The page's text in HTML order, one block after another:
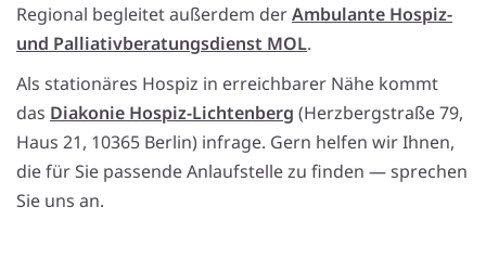
Regional begleitet außerdem derAmbulante Hospiz-
und Palliativberatungsdienst MOL.
Als stationäres Hospiz in erreichbarer Nähe kommt
das Diakonie Hospiz-Lichtenberg (Herzbergstraße 79,
Haus 21, 10365 Berlin) infrage. Gern helfen wir Ihnen,
die für Sie passende Anlaufstelle zu finden — sprechen
Sie uns an.